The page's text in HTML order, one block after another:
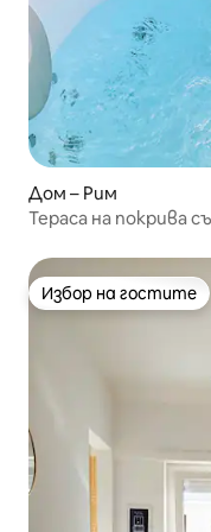
Дом – Рим
Тераса на покрива
Избор на гостите
Избор на гостите